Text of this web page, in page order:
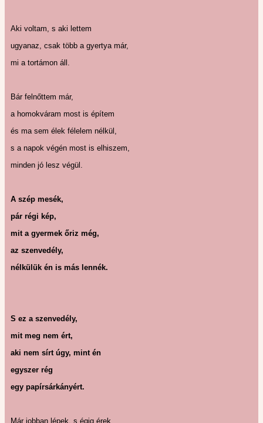
Aki voltam, s aki lettem
ugyanaz, csak több a gyertya már,
mi a tortámon áll.
Bár felnőttem már,
a homokváram most is építem
és ma sem élek félelem nélkül,
s a napok végén most is elhiszem,
minden jó lesz végül.
A szép mesék,
pár régi kép,
mit a gyermek őriz még,
az szenvedély,
nélkülük én is más lennék.
S ez a szenvedély,
mit meg nem ért,
aki nem sírt úgy, mint én
egyszer rég
egy papírsárkányért.
Már jobban lépek, s égig érek